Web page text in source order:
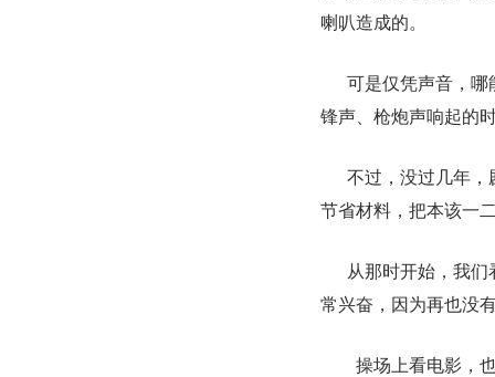
喇叭造成的。
可是仅凭声音，哪
锋声、枪炮声响起的
不过，没过几年，
节省材料，把本该一
从那时开始，我
常兴奋，因为再也没
操场上看电影，